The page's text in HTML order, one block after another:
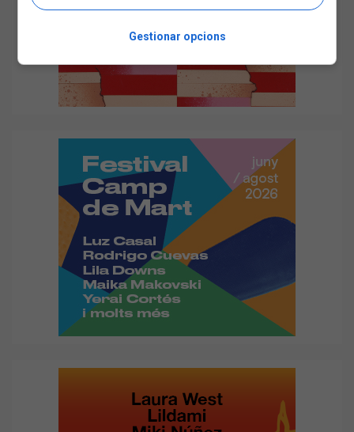
Gestionar opcions